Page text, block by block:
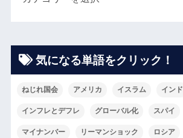
気になる単語をクリック！
ねじれ国会 アメリカ イスラム インド
インフレとデフレ グローバル化 スパイ
マイナンバー リーマンショック ロシア